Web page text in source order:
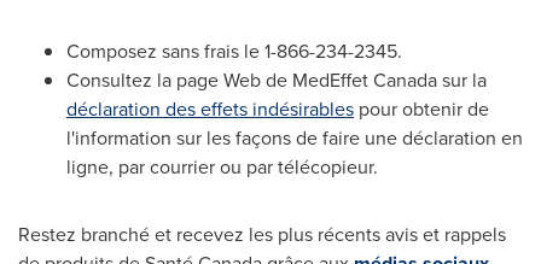
Composez sans frais le 1-866-234-2345.
Consultez la page Web de MedEffet Canada sur la
déclaration des effets indésirables pour obtenir de
l'information sur les façons de faire une déclaration en
ligne, par courrier ou par télécopieur.
Restez branché et recevez les plus récents avis et rappels